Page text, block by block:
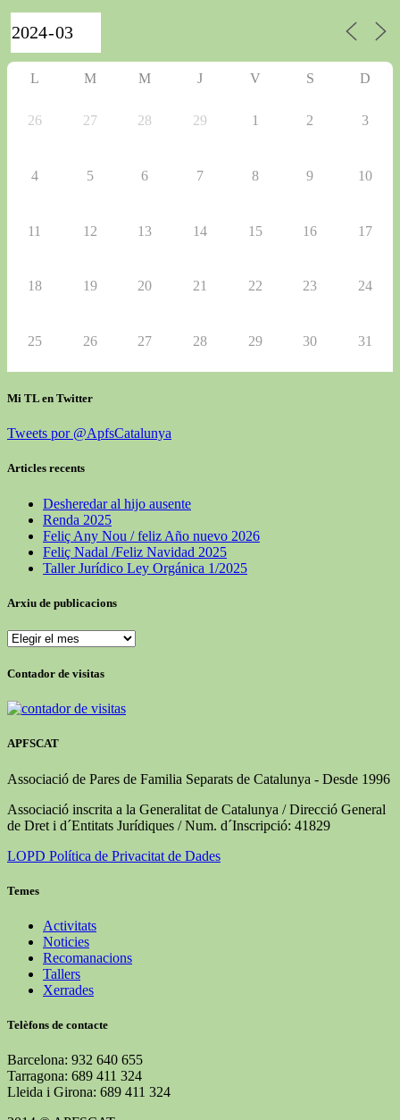
L M M J V S D
26 27 28 29 1 2 3
4 5 6 7 8 9 10
11 12 13 14 15 16 17
18 19 20 21 22 23 24
25 26 27 28 29 30 31
Mi TL en Twitter
Tweets por @ApfsCatalunya
Articles recents
Desheredar al hijo ausente
Renda 2025
Feliç Any Nou / feliz Año nuevo 2026
Feliç Nadal /Feliz Navidad 2025
Taller Jurídico Ley Orgánica 1/2025
Arxiu de publicacions
Arxiu
publicacions
Contador de visitas
APFSCAT
Associació de Pares de Familia Separats de Catalunya - Desde 1996
Associació inscrita a la Generalitat de Catalunya / Direcció General
de Dret i d´Entitats Jurídiques / Num. d´Inscripció: 41829
LOPD Política de Privacitat de Dades
Temes
Activitats
Noticies
Recomanacions
Tallers
Xerrades
Telèfons de contacte
Barcelona: 932 640 655
Tarragona: 689 411 324
Lleida i Girona: 689 411 324